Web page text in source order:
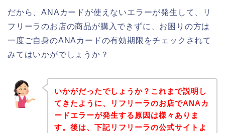
だから、ANAカードが使えないエラーが発生して、リ
フリーラのお店の商品が購入できずに、お困りの方は
一度ご自身のANAカードの有効期限をチェックされて
みてはいかがでしょうか？
いかがだったでしょうか？これまで説明し
てきたように、リフリーラのお店でANAカ
ードエラーが発生する原因は様々ありま
す。後は、下記リフリーラの公式サイトよ